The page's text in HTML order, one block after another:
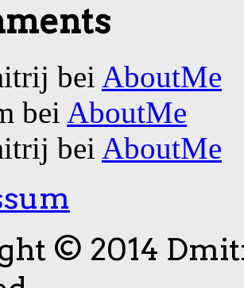
bei AboutMe
bei AboutMe
bei AboutMe
© 2014